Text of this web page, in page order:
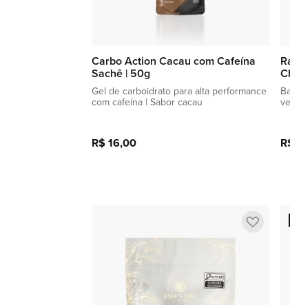
Carbo Action Cacau com Cafeína
Sachê | 50g
Gel de carboidrato para alta performance
com cafeína | Sabor cacau
R$ 16,00